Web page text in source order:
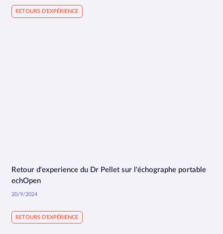
RETOURS D’EXPÉRIENCE
2:33
Retour d'experience du Dr Pellet sur l'échographe portable
echOpen
20/9/2024
RETOURS D’EXPÉRIENCE